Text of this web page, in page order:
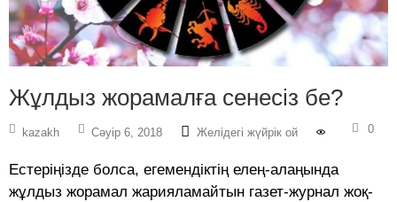
Жұлдыз жорамалға сенесіз бе?
kazakh Сәуір 6, 2018 Желідегі жүйрік ой 0
Естеріңізде болса, егемендіктің елең-алаңында
жұлдыз жорамал жария­ламайтын газет-журнал жоқ­